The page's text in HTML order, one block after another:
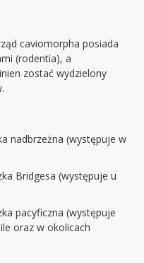
caviomorpha posiada
(rodentia), a
zostać wydzielony
nadbrzeżna (występuje w
Bridgesa (występuje u
pacyficzna (występuje
oraz w okolicach